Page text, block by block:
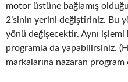
motor üstüne bağlamış
2’sinin yerini değiştiriniz. Bu
yönü değişecektir. Aynı
programla da yapabilirsiniz.
markalarına nazaran